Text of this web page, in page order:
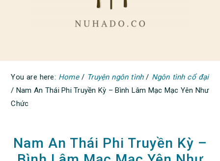
You are here: Home / Truyện ngôn tình / Ngôn tình cổ đại
/ Nam An Thái Phi Truyền Kỳ – Bình Lâm Mạc Mạc Yên Như
Chức
Nam An Thái Phi Truyền Kỳ –